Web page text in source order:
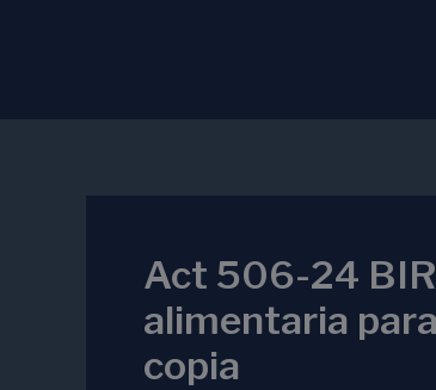
Act 506-24
alimentaria
copia